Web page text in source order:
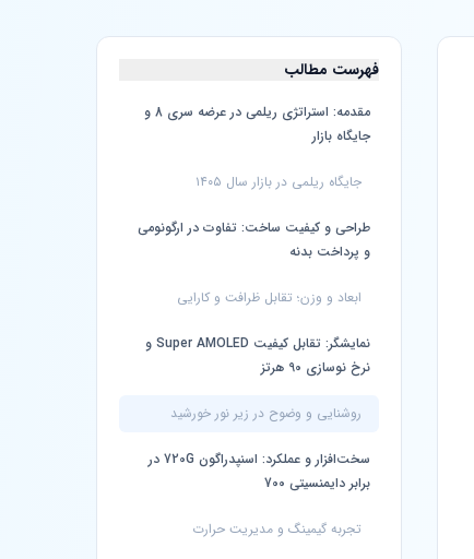
فهرست مطالب
مقدمه: استراتژی ریلمی در عرضه سری 8 و
جایگاه بازار
جایگاه ریلمی در بازار سال ۱۴۰۵
طراحی و کیفیت ساخت: تفاوت در ارگونومی
و پرداخت بدنه
ابعاد و وزن؛ تقابل ظرافت و کارایی
نمایشگر: تقابل کیفیت Super AMOLED و
نرخ نوسازی 90 هرتز
روشنایی و وضوح در زیر نور خورشید
سخت‌افزار و عملکرد: اسنپدراگون 720G در
برابر دایمنسیتی 700
تجربه گیمینگ و مدیریت حرارت